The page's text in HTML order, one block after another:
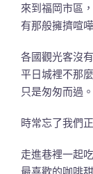
來到福岡市區
有那般擁擠喧
各國觀光客沒
平日城裡不那
只是匆匆而過。
時常忘了我們
走進巷裡一起